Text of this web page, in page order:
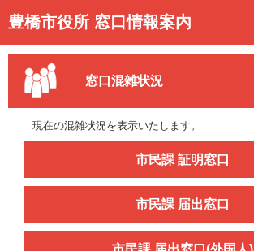
豊橋市役所 窓口情報案内
トップページ
事前予約
予約状況確認
待ち状況確認
交付状況確認
窓口混雑状況
現在の混雑状況を表示いたします。
市民課 証明窓口
市民課 届出窓口